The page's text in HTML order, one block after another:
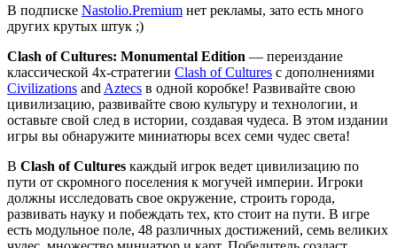
В подписке Nastolio.Premium нет рекламы, зато есть много
других крутых штук ;)
Clash of Cultures: Monumental Edition — переиздание
классической 4х-стратегии Clash of Cultures с дополнениями
Civilizations and Aztecs в одной коробке! Развивайте свою
цивилизацию, развивайте свою культуру и технологии, и
оставьте свой след в истории, создавая чудеса. В этом издании
игры вы обнаружите миниатюры всех семи чудес света!
В Clash of Cultures каждый игрок ведет цивилизацию по
пути от скромного поселения к могучей империи. Игроки
должны исследовать свое окружение, строить города,
развивать науку и побеждать тех, кто стоит на пути. В игре
есть модульное поле, 48 различных достижений, семь великих